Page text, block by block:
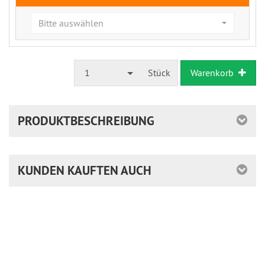
Bitte auswählen
1 Stück Warenkorb
PRODUKTBESCHREIBUNG
KUNDEN KAUFTEN AUCH